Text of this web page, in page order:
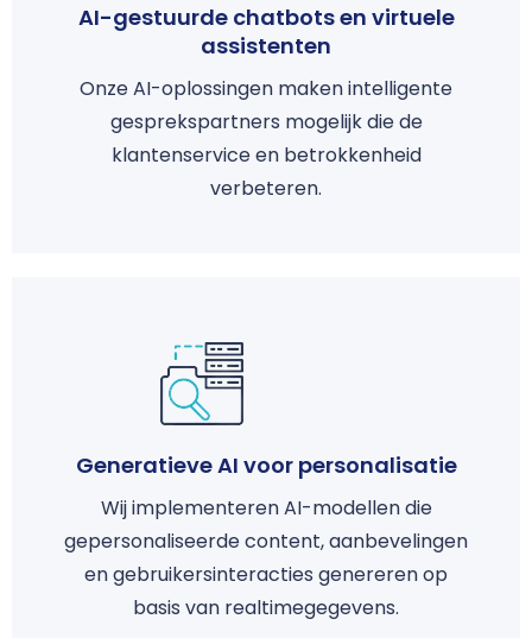
AI-gestuurde chatbots en virtuele
assistenten
Onze AI-oplossingen maken intelligente
gesprekspartners mogelijk die de
klantenservice en betrokkenheid
verbeteren.
Generatieve AI voor personalisatie
Wij implementeren AI-modellen die
gepersonaliseerde content, aanbevelingen
en gebruikersinteracties genereren op
basis van realtimegegevens.